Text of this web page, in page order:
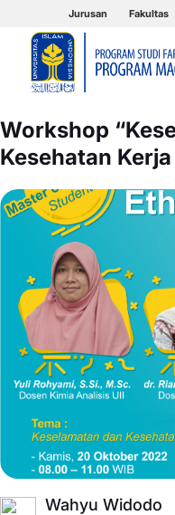
Jurusan Fakultas
Workshop
Kesehatan
Wahyu Widodo